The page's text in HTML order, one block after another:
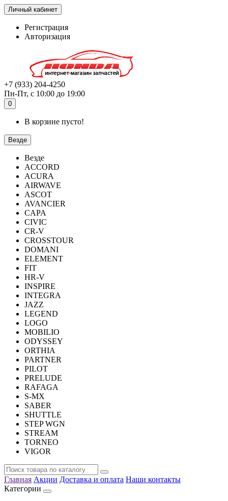
Личный кабинет
Регистрация
Авторизация
+7 (933) 204-4250
Пн-Пт, с 10:00 до 19:00
0
В корзине пусто!
Везде
Везде
ACCORD
ACURA
AIRWAVE
ASCOT
AVANCIER
CAPA
CIVIC
CR-V
CROSSTOUR
DOMANI
ELEMENT
FIT
HR-V
INSPIRE
INTEGRA
JAZZ
LEGEND
LOGO
MOBILIO
ODYSSEY
ORTHIA
PARTNER
PILOT
PRELUDE
RAFAGA
S-MX
SABER
SHUTTLE
STEP WGN
STREAM
TORNEO
VIGOR
Главная Акции Доставка и оплата Наши контакты
Категории